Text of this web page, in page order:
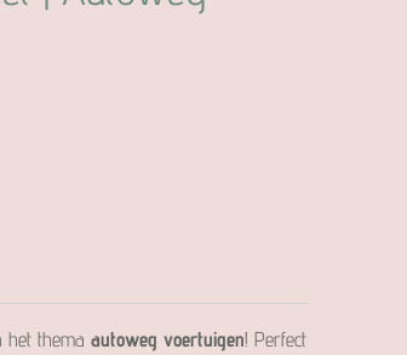
het thema autoweg voertuigen! Perfect